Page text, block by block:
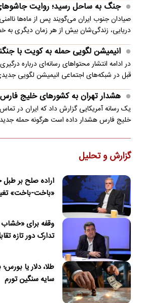
جنگ به ساحل رسید؛ روایت
صیادان جنوب ایران می‌گویند پس از ماه‌ها
دریایی، زندگی‌شان بیش از هر زمان دیگری به
انیمیشن لگویی حمله به کویت با
در ادامه انتشار محتواهای رسانه‌ای درباره
قبل در شبکه‌های اجتماعی انیمیشن لگویی
هشدار تهران به کشورهای خلیج فارس
یک رسانه آمریکایی گزارش داد که ایران در
خلیج فارس هشدار داده است هرگونه حمله جدید
گزارش و تحلیل
اراده صلح بر
«باخت-باخت»
وقفه برای «خشاب
تدارک دور تازه
طلا، دلار یا
سایه سنگین تورم